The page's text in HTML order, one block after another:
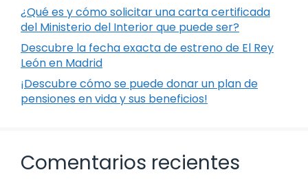
¿Qué es y cómo solicitar una carta certificada
del Ministerio del Interior que puede ser?
Descubre la fecha exacta de estreno de El Rey
León en Madrid
¡Descubre cómo se puede donar un plan de
pensiones en vida y sus beneficios!
Comentarios recientes